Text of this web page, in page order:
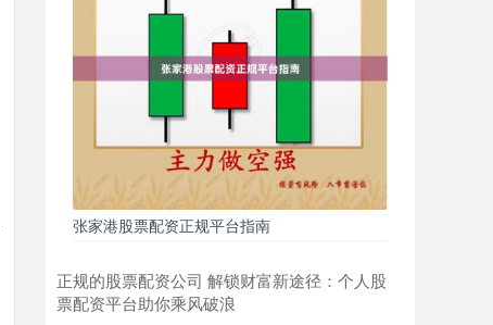
张家港股票配资正规平台指南
正规的股票配资公司 解锁财富新途径：个人股
票配资平台助你乘风破浪